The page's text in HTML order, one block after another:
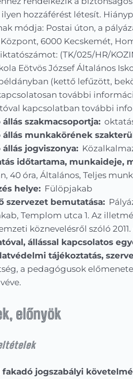
hozzáférést létesít.
módja: Postai úton, a
6000 Kecskemét,
(TK/025/HR/
Eötvös József Általános
(kettő lefűzött,
további
kapcsolatban további
szakmacsoportja:
munkakörének
jogviszonya:
időtartama, munkaideje,
40 óra, Általános, Teljes
helye: Fülöpjakab
szervezet bemutatása:
Templom utca 1. Az
köznevelésről szóló
állással kapcsolatos
tájékoztatás,
a pedagógusok
előnyök
fakadó jogszabályi